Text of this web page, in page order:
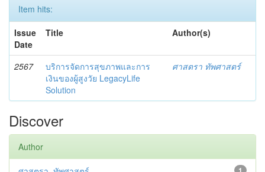
Item hits:
Issue
Date
Title Author(s)
2567
บริการจัดการสุขภาพและการ
เงินของผู้สูงวัย LegacyLife
Solution
ศาสตรา ทัพศาสตร์
Discover
Author